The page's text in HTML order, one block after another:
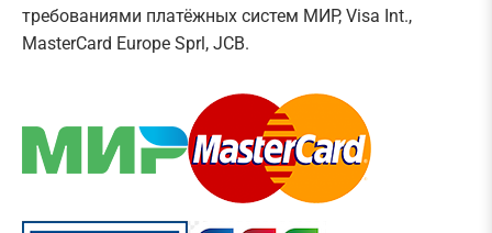
требованиями платёжных систем МИР, Visa Int.,
MasterCard Europe Sprl, JCB.